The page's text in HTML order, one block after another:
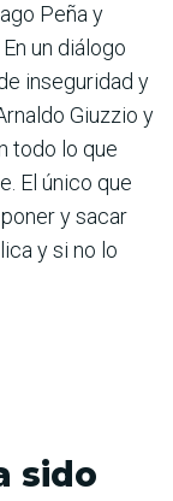
Peña y
un diálogo
inseguridad y
Giuzzio y
todo lo que
El único que
y sacar
y si no lo
sido